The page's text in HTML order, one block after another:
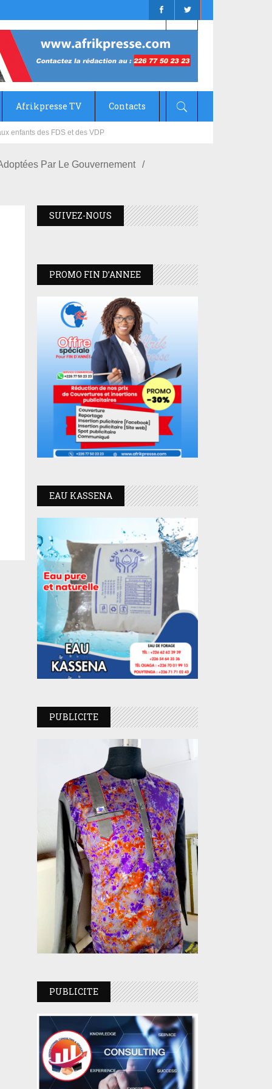
Afrikpresse TV Contacts
Par Le Gouvernement
SUIVEZ-NOUS
PROMO FIN D’ANNEE
EAU KASSENA
PUBLICITE
PUBLICITE